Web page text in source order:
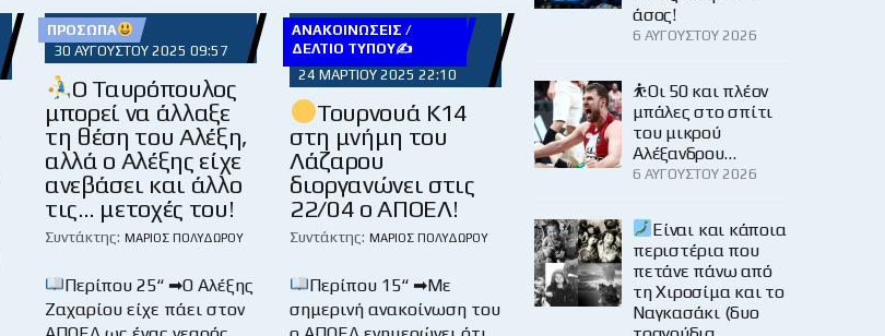
ΠΡΌΣΩΠΑ
30 ΑΥΓΟΎΣΤΟΥ 2025 09:57
Ο Ταυρόπουλος
μπορεί να άλλαξε
τη θέση του Αλέξη,
αλλά ο Αλέξης είχε
ανεβάσει και άλλο
τις… μετοχές του!
Συντάκτης: ΜΆΡΙΟΣ ΠΟΛΥΔΏΡΟΥ
Περίπου 25“ ➡Ο Αλέξης
Ζαχαρίου είχε πάει στον
ΑΝΑΚΟΙΝΏΣΕΙΣ /
ΔΕΛΤΊΟ ΤΎΠΟΥ✍
24 ΜΑΡΤΊΟΥ 2025 22:10
Τουρνουά Κ14
στη μνήμη του
Λάζαρου
διοργανώνει στις
22/04 ο ΑΠΟΕΛ!
Συντάκτης: ΜΆΡΙΟΣ ΠΟΛΥΔΏΡΟΥ
Περίπου 15“ ➡Με
σημερινή ανακοίνωση του
άσος!
6 ΑΥΓΟΎΣΤΟΥ 2026
⛹️Οι 50 και πλέον
μπάλες στο σπίτι
του μικρού
Αλέξανδρου…
6 ΑΥΓΟΎΣΤΟΥ 2026
Είναι και κάποια
περιστέρια που
πετάνε πάνω από
τη Χιροσίμα και το
Ναγκασάκι (δυο